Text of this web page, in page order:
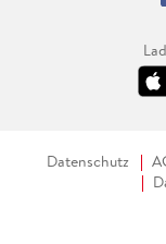
Datenschutz